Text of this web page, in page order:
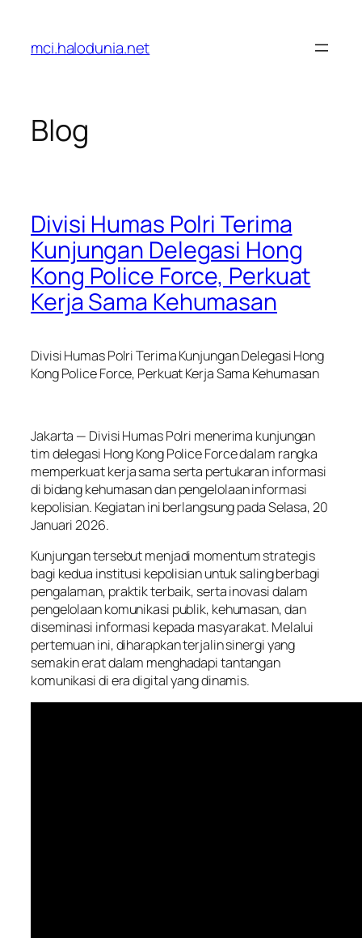
konten
mci.halodunia.net
Blog
Divisi Humas Polri Terima
Kunjungan Delegasi Hong
Kong Police Force, Perkuat
Kerja Sama Kehumasan
Divisi Humas Polri Terima Kunjungan Delegasi Hong
Kong Police Force, Perkuat Kerja Sama Kehumasan
Jakarta — Divisi Humas Polri menerima kunjungan
tim delegasi Hong Kong Police Force dalam rangka
memperkuat kerja sama serta pertukaran informasi
di bidang kehumasan dan pengelolaan informasi
kepolisian. Kegiatan ini berlangsung pada Selasa, 20
Januari 2026.
Kunjungan tersebut menjadi momentum strategis
bagi kedua institusi kepolisian untuk saling berbagi
pengalaman, praktik terbaik, serta inovasi dalam
pengelolaan komunikasi publik, kehumasan, dan
diseminasi informasi kepada masyarakat. Melalui
pertemuan ini, diharapkan terjalin sinergi yang
semakin erat dalam menghadapi tantangan
komunikasi di era digital yang dinamis.